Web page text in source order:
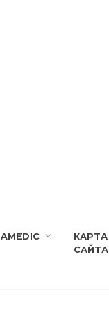
AMEDIC
КАРТА
САЙТА